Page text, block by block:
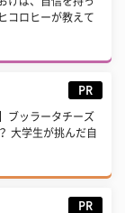
ロヒーが教えて
PR
ブッラータチーズ
大学生が挑んだ自
PR